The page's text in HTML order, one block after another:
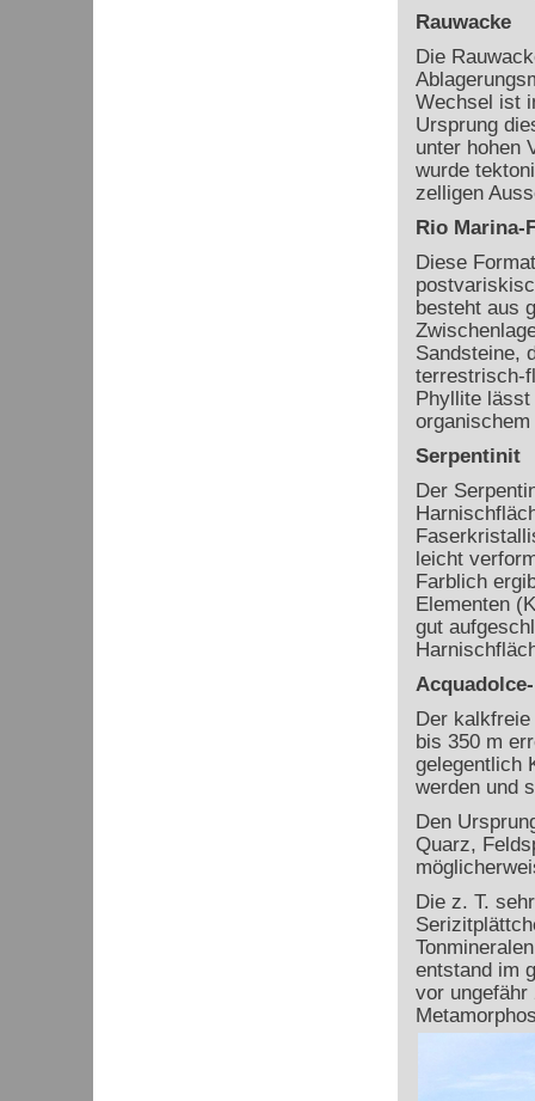
Rauwacke
Die
Wechsel ist
Ursprung
unter hohen
wurde
zelligen
Rio Marina-
Diese
besteht aus
Sandsteine,
terrestrisch-
Phyllite
Serpentinit
Der
leicht
Farblich
Elementen
gut
Der
bis 350 m
gelegentlich
werden und
Den
Quarz,
Die z. T.
entstand im
vor ungefähr